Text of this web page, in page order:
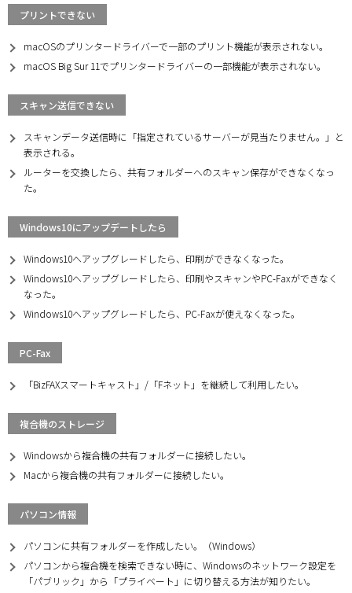
プリントできない
macOSのプリンタードライバーで一部のプリント機能が表示されない。
macOS Big Sur 11でプリンタードライバーの一部機能が表示されない。
スキャン送信できない
スキャンデータ送信時に「指定されているサーバーが見当たりません。」と
表示される。
ルーターを交換したら、共有フォルダーへのスキャン保存ができなくなっ
た。
Windows10にアップデートしたら
Windows10へアップグレードしたら、印刷ができなくなった。
Windows10へアップグレードしたら、印刷やスキャンやPC-Faxができなく
なった。
Windows10へアップグレードしたら、PC-Faxが使えなくなった。
PC-Fax
「BizFAXスマートキャスト」/「Fネット」を継続して利用したい。
複合機のストレージ
Windowsから複合機の共有フォルダーに接続したい。
Macから複合機の共有フォルダーに接続したい。
パソコン情報
パソコンに共有フォルダーを作成したい。（Windows）
パソコンから複合機を検索できない時に、Windowsのネットワーク設定を
「パブリック」から「プライベート」に切り替える方法が知りたい。